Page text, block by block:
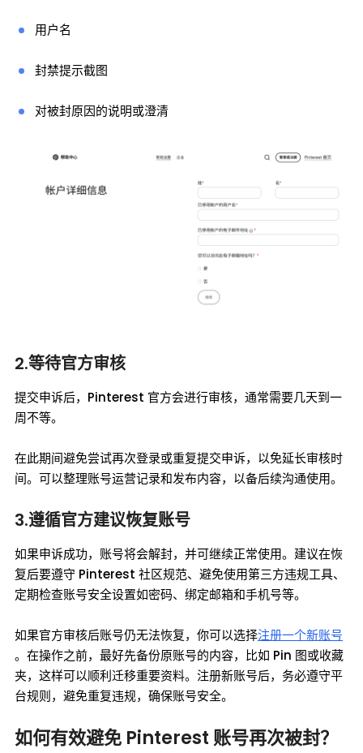
用户名
封禁提示截图
对被封原因的说明或澄清
2.等待官方审核
提交申诉后，Pinterest 官方会进行审核，通常需要几天到一
周不等。
在此期间避免尝试再次登录或重复提交申诉，以免延长审核时
间。可以整理账号运营记录和发布内容，以备后续沟通使用。
3.遵循官方建议恢复账号
如果申诉成功，账号将会解封，并可继续正常使用。建议在恢
复后要遵守 Pinterest 社区规范、避免使用第三方违规工具、
定期检查账号安全设置如密码、绑定邮箱和手机号等。
如果官方审核后账号仍无法恢复，你可以选择注册一个新账号
。在操作之前，最好先备份原账号的内容，比如 Pin 图或收藏
夹，这样可以顺利迁移重要资料。注册新账号后，务必遵守平
台规则，避免重复违规，确保账号安全。
如何有效避免 Pinterest 账号再次被封？